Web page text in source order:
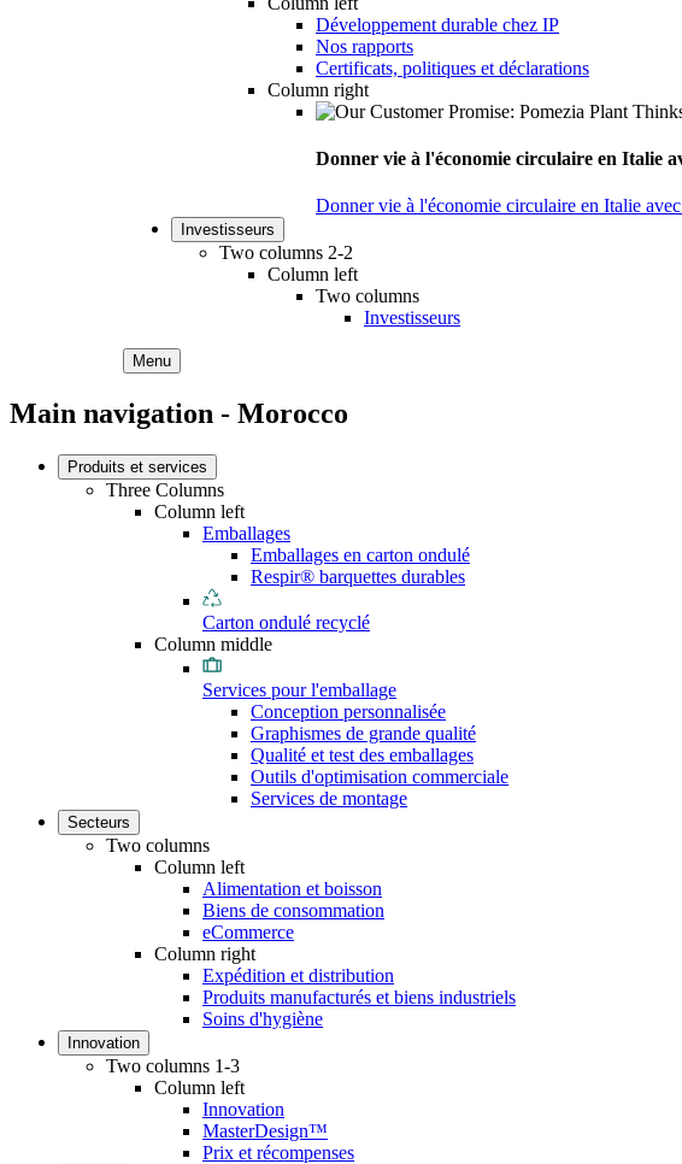
Développement durable chez IP
Nos rapports
Certificats, politiques et déclarations
Column right
Donner vie à l'économie circulaire en Italie
Donner vie à l'économie circulaire en Italie
Investisseurs
Two columns 2-2
Column left
Two columns
Investisseurs
Menu
Main navigation - Morocco
Produits et services
Three Columns
Column left
Emballages
Emballages en carton ondulé
Respir® barquettes durables
Carton ondulé recyclé
Column middle
Services pour l'emballage
Conception personnalisée
Graphismes de grande qualité
Qualité et test des emballages
Outils d'optimisation commerciale
Services de montage
Secteurs
Two columns
Column left
Alimentation et boisson
Biens de consommation
eCommerce
Column right
Expédition et distribution
Produits manufacturés et biens industriels
Soins d'hygiène
Innovation
Two columns 1-3
Column left
Innovation
MasterDesign™
Prix et récompenses